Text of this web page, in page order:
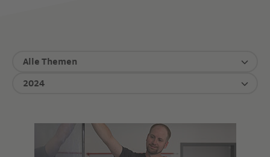
Alle Themen
2024